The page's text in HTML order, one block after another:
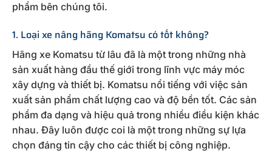
phẩm bên chúng tôi.
1. Loại xe nâng hãng Komatsu có tốt không?
Hãng xe Komatsu từ lâu đã là một trong những nhà
sản xuất hàng đầu thế giới trong lĩnh vực máy móc
xây dựng và thiết bị. Komatsu nổi tiếng với việc sản
xuất sản phẩm chất lượng cao và độ bền tốt. Các sản
phẩm đa dạng và hiệu quả trong nhiều điều kiện khác
nhau. Đây luôn được coi là một trong những sự lựa
chọn đáng tin cậy cho các thiết bị công nghiệp.